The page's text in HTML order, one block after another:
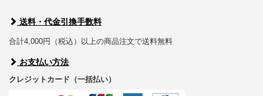
送料・代金引換手数料
合計4,000円（税込）以上の商品注文で送料無料
お支払い方法
クレジットカード（一括払い）